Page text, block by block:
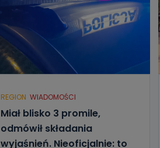
REGION WIADOMOŚCI
Miał blisko 3 promile,
odmówił składania
wyjaśnień. Nieoficjalnie: to